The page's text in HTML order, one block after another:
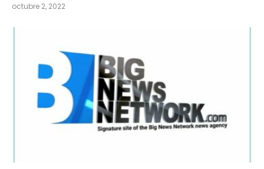
octubre 2, 2022